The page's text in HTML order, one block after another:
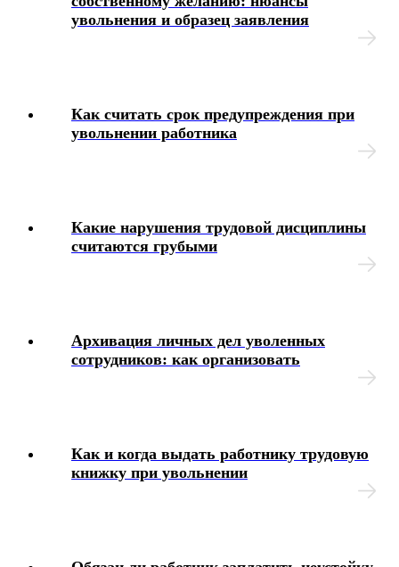
увольнения и образец заявления
Как считать срок предупреждения при
увольнении работника
Какие нарушения трудовой дисциплины
считаются грубыми
Архивация личных дел уволенных
сотрудников: как организовать
Как и когда выдать работнику трудовую
книжку при увольнении